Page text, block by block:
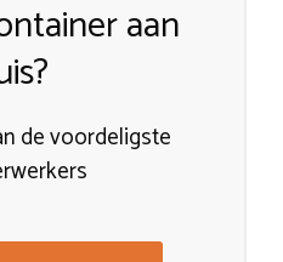
aan
de voordeligste